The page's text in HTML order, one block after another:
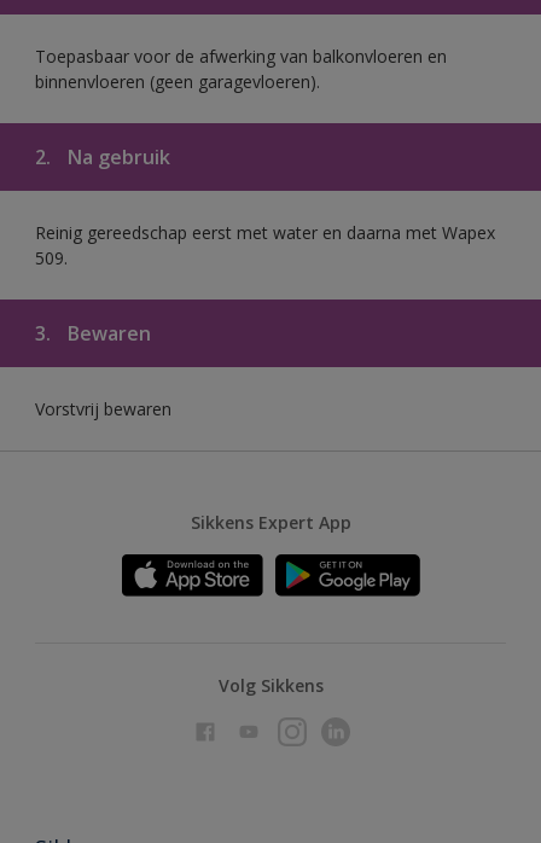
Toepasbaar voor de afwerking van balkonvloeren en
binnenvloeren (geen garagevloeren).
2. Na gebruik
Reinig gereedschap eerst met water en daarna met Wapex
509.
3. Bewaren
Vorstvrij bewaren
Sikkens Expert App
Volg Sikkens